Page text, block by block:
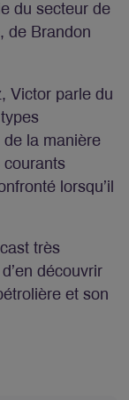
du secteur de
de Brandon
Victor parle du
de la manière
courants
lorsqu’il
très
découvrir
et son